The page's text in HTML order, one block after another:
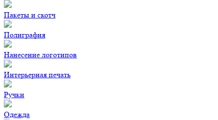
Пакеты и скотч
Полиграфия
Нанесение логотипов
Интерьерная печать
Ручки
Одежда